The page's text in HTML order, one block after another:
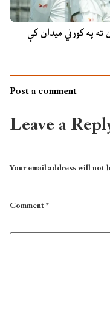
په کورني میدان کې
Post a comment
Leave a
Your email address will not
Comment*